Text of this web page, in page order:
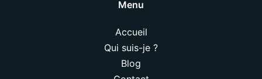
Menu
Accueil
Qui suis-je ?
Blog